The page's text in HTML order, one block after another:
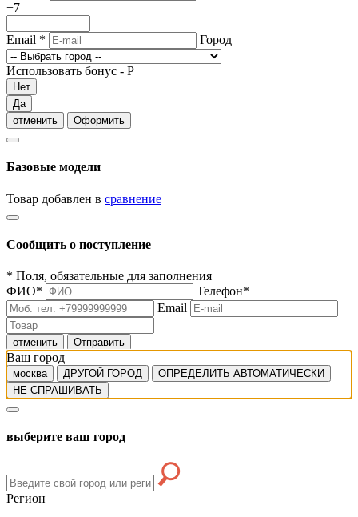
+7
Email * Город
Использовать бонус - Р
Нет
Да
отменить
Оформить
Базовые модели
Товар добавлен в сравнение
Сообщить о поступление
* Поля, обязательные для заполнения
ФИО* Телефон*
Email
отменить Отправить
Ваш город
москва ДРУГОЙ ГОРОД
ОПРЕДЕЛИТЬ АВТОМАТИЧЕСКИ
НЕ СПРАШИВАТЬ
выберите ваш город
Регион